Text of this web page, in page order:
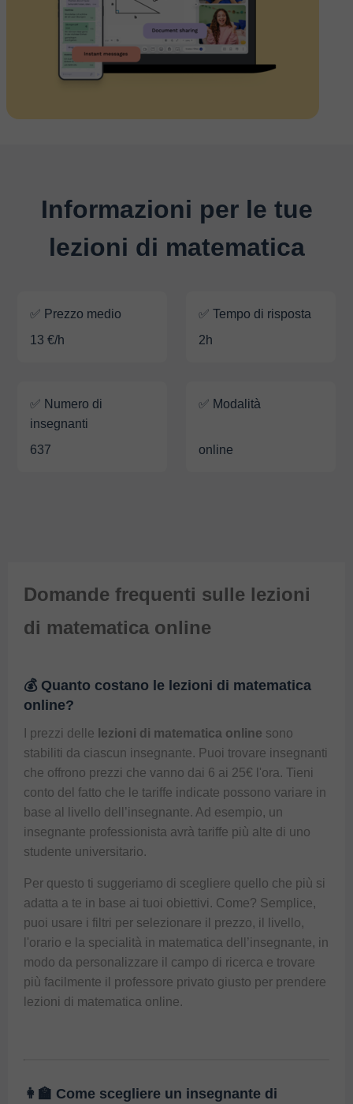
Informazioni per le tue
lezioni di matematica
✅ Prezzo medio
13 €/h
✅ Tempo di risposta
2h
✅ Numero di
insegnanti
637
✅ Modalità
online
Domande frequenti sulle lezioni
di matematica online
💰 Quanto costano le lezioni di matematica
online?
I prezzi delle lezioni di matematica online sono
stabiliti da ciascun insegnante. Puoi trovare insegnanti
che offrono prezzi che vanno dai 6 ai 25€ l'ora. Tieni
conto del fatto che le tariffe indicate possono variare in
base al livello dell’insegnante. Ad esempio, un
insegnante professionista avrà tariffe più alte di uno
studente universitario.
Per questo ti suggeriamo di scegliere quello che più si
adatta a te in base ai tuoi obiettivi. Come? Semplice,
puoi usare i filtri per selezionare il prezzo, il livello,
l'orario e la specialità in matematica dell’insegnante, in
modo da personalizzare il campo di ricerca e trovare
più facilmente il professore privato giusto per prendere
lezioni di matematica online.
👩‍🏫 Come scegliere un insegnante di